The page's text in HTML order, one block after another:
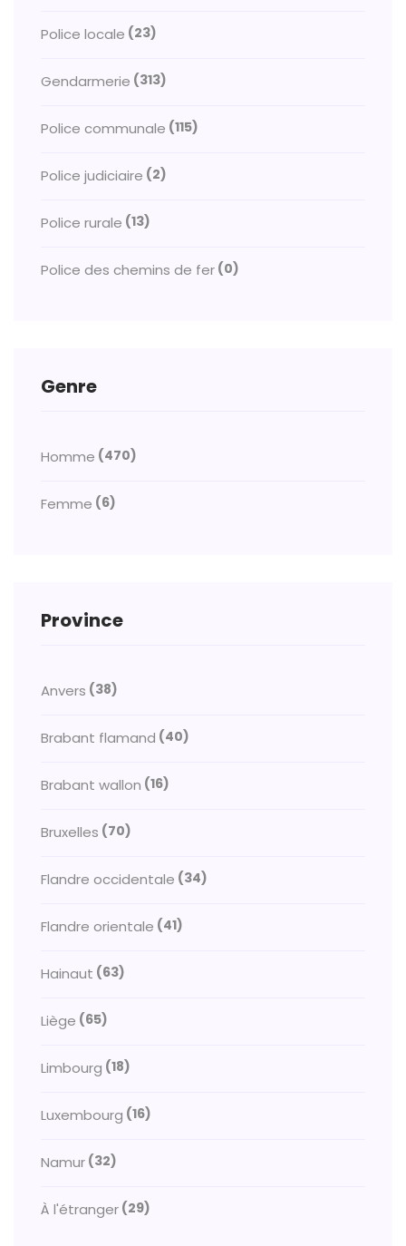
Police locale (23)
Gendarmerie (313)
Police communale (115)
Police judiciaire (2)
Police rurale (13)
Police des chemins de fer (0)
Genre
Homme (470)
Femme (6)
Province
Anvers (38)
Brabant flamand (40)
Brabant wallon (16)
Bruxelles (70)
Flandre occidentale (34)
Flandre orientale (41)
Hainaut (63)
Liège (65)
Limbourg (18)
Luxembourg (16)
Namur (32)
À l'étranger (29)